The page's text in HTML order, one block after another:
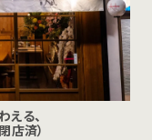
る、
店済）